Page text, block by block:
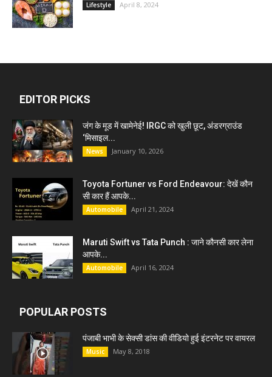
Lifestyle April 8, 2024
EDITOR PICKS
जंग के मूड में खामेनेई! IRGC को खुली छूट, अंडरग्राउंड
‘मिसाइल...
News January 10, 2026
Toyota Fortuner vs Ford Endeavour: देखें कौन
सी कार हैं आपके...
Automobile April 21, 2024
Maruti Swift vs Tata Punch : जाने कौनसी कार लेना
आपके...
Automobile April 16, 2024
POPULAR POSTS
पंजाबी भाभी के सेक्सी डांस की वीडियो हुई इंटरनेट पर वायरल
Music May 8, 2018